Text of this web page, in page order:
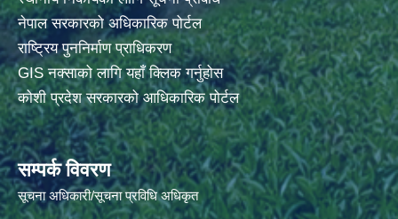
नेपाल सरकारको अधिकारिक पोर्टल
राष्ट्रिय पुननिर्माण प्राधिकरण
GIS नक्साको लागि यहाँ क्लिक गर्नुहोस
कोशी प्रदेश सरकारको आधिकारिक पोर्टल
सम्पर्क विवरण
सूचना अधिकारी/सूचना प्रविधि अधिकृत